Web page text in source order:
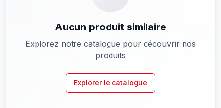
Aucun produit similaire
Explorez notre catalogue pour découvrir nos
produits
Explorer le catalogue